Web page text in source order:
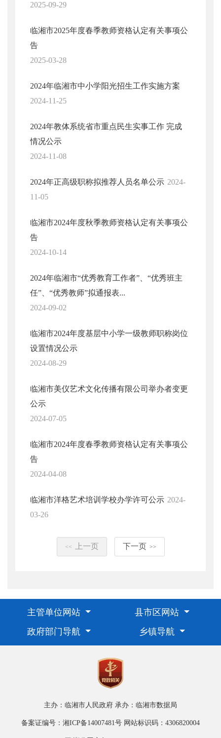
2025-09-29
临湘市2025年度春季教师资格认定有关事项公
告
2025-03-28
2024年临湘市中小学阳光招生工作实施方案
2024-11-25
2024年教体系统省市重点民生实事工作 完成
情况公示
2024-11-08
2024年正高级职称拟推荐人员名单公示 2024-
11-05
临湘市2024年度秋季教师资格认定有关事项公
告
2024-10-14
2024年临湘市“优秀教育工作者”、“优秀班主
任”、“优秀教师”拟通报表...
2024-09-02
临湘市2024年度基层中小学一级教师职称岗位
设置情况公示
2024-08-29
临湘市美仪艺术文化传播有限公司举办者变更
公示
2024-07-05
临湘市2024年度春季教师资格认定有关事项公
告
2024-04-08
临湘市洋格艺术培训学校办学许可公示 2024-
03-26
<< 上一页 下一页 >>
主管单位网站
县市区网站
政府部门导航
乡镇导航
主办：临湘市人民政府 承办：临湘市数据局
备案证编号：湘ICP备14007481号 网站标识码：4306820004